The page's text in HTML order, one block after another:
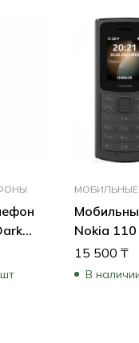
Nokia 110
BLACK
15 500 ₸
В